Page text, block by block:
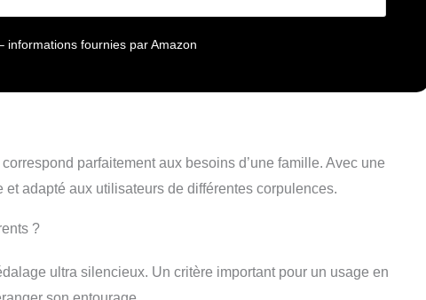
ainsi une sécurité maximale Compatible avec les
de fitness les plus populaires telles que Z-sport,
de Kinomap) ou rejoignez des courses Zwift en direct :
en temps réel, d'itinéraires cyclables virtuels et de programmes
de tablette : Ce velo d appartement doté d'un écran LCD
des données clés telles que le temps, la vitesse, la
et les calories brûlées, ce qui vous permet de suivre vos
réel pour des séances d'entraînement plus efficaces. Que vous
une vidéo, écouter de la musique ou suivre un cours de fitness
de main Résistance magnétique et entraînement par
aux vélos à friction traditionnels (qui grincent et s'usent
informations fournies par Amazon
parfaitement aux besoins d’une famille. Avec une
adapté aux utilisateurs de différentes corpulences.
?
ultra silencieux. Un critère important pour un usage en